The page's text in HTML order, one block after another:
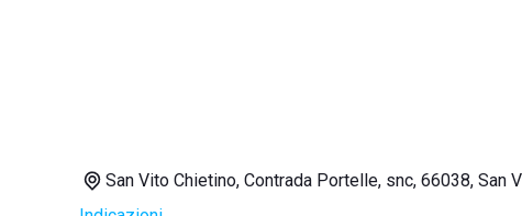
San Vito Chietino, Contrada Portelle, snc, 66038, San